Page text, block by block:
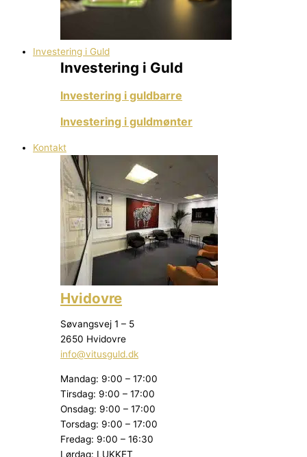
Investering i Guld
Investering i Guld
Investering i guldbarre
Investering i guldmønter
Kontakt
Hvidovre
Søvangsvej 1 – 5
2650 Hvidovre
info@vitusguld.dk
Mandag: 9:00 – 17:00
Tirsdag: 9:00 – 17:00
Onsdag: 9:00 – 17:00
Torsdag: 9:00 – 17:00
Fredag: 9:00 – 16:30
Lørdag: LUKKET